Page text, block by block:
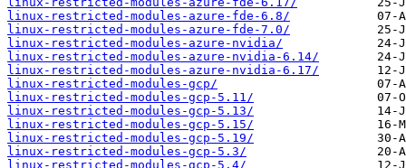
linux-restricted-modules-azure-fde-6.8/
linux-restricted-modules-azure-fde-7.0/
linux-restricted-modules-azure-nvidia/
linux-restricted-modules-azure-nvidia-6.14/
linux-restricted-modules-azure-nvidia-6.17/
linux-restricted-modules-gcp/
linux-restricted-modules-gcp-5.11/
linux-restricted-modules-gcp-5.13/
linux-restricted-modules-gcp-5.15/
linux-restricted-modules-gcp-5.19/
linux-restricted-modules-gcp-5.3/
linux-restricted-modules-gcp-5.4/